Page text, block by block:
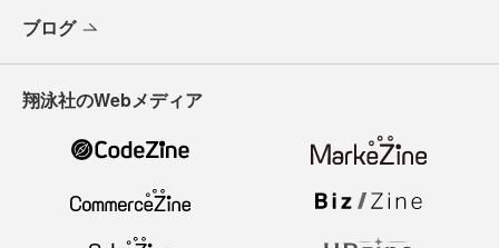
ブログ
翔泳社のWebメディア